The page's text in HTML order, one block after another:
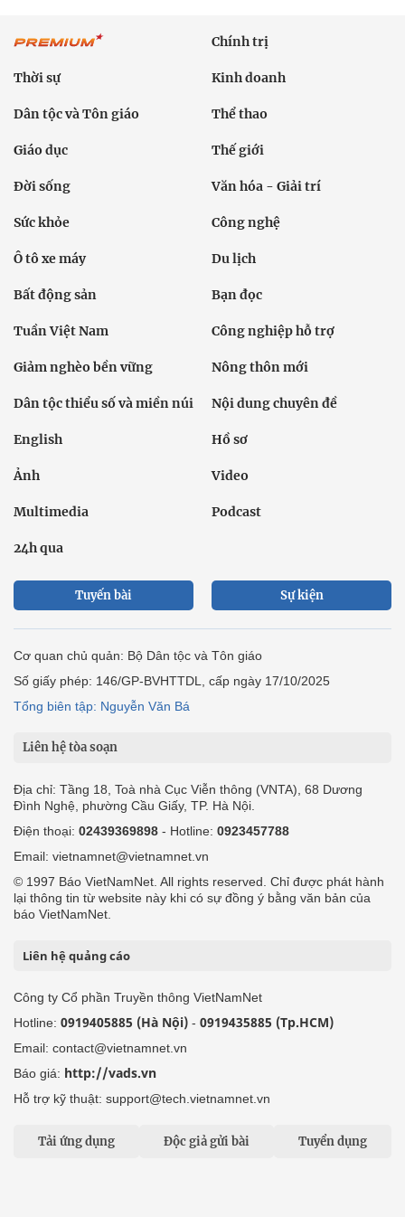
Chính trị
Thời sự Kinh doanh
Dân tộc và Tôn giáo Thể thao
Giáo dục Thế giới
Đời sống Văn hóa - Giải trí
Sức khỏe Công nghệ
Ô tô xe máy Du lịch
Bất động sản Bạn đọc
Tuần Việt Nam Công nghiệp hỗ trợ
Giảm nghèo bền vững Nông thôn mới
Dân tộc thiểu số và miền núi Nội dung chuyên đề
English Hồ sơ
Ảnh Video
Multimedia Podcast
24h qua
Tuyến bài Sự kiện
Cơ quan chủ quản: Bộ Dân tộc và Tôn giáo
Số giấy phép: 146/GP-BVHTTDL, cấp ngày 17/10/2025
Tổng biên tập: Nguyễn Văn Bá
Liên hệ tòa soạn
Địa chỉ: Tầng 18, Toà nhà Cục Viễn thông (VNTA), 68 Dương
Đình Nghệ, phường Cầu Giấy, TP. Hà Nội.
Điện thoại: 02439369898 - Hotline: 0923457788
Email: vietnamnet@vietnamnet.vn
© 1997 Báo VietNamNet. All rights reserved. Chỉ được phát hành
lại thông tin từ website này khi có sự đồng ý bằng văn bản của
báo VietNamNet.
Liên hệ quảng cáo
Công ty Cổ phần Truyền thông VietNamNet
Hotline: 0919405885 (Hà Nội) - 0919435885 (Tp.HCM)
Email: contact@vietnamnet.vn
Báo giá: http://vads.vn
Hỗ trợ kỹ thuật: support@tech.vietnamnet.vn
Tải ứng dụng Độc giả gửi bài Tuyển dụng